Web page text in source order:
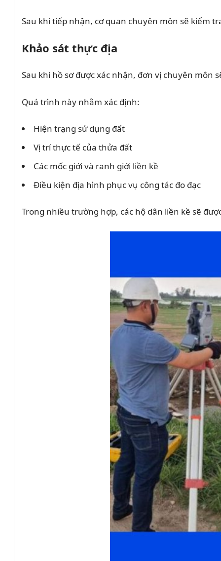
Sau khi tiếp nhận, cơ quan chuyên môn sẽ kiểm
Khảo sát thực địa
Sau khi hồ sơ được xác nhận, đơn vị chuyên môn
Quá trình này nhằm xác định:
Hiện trạng sử dụng đất
Vị trí thực tế của thửa đất
Các mốc giới và ranh giới liền kề
Điều kiện địa hình phục vụ công tác đo đạc
Trong nhiều trường hợp, các hộ dân liền kề sẽ